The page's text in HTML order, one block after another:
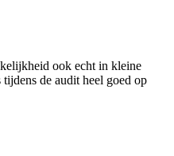
ook echt in kleine
de audit heel goed op